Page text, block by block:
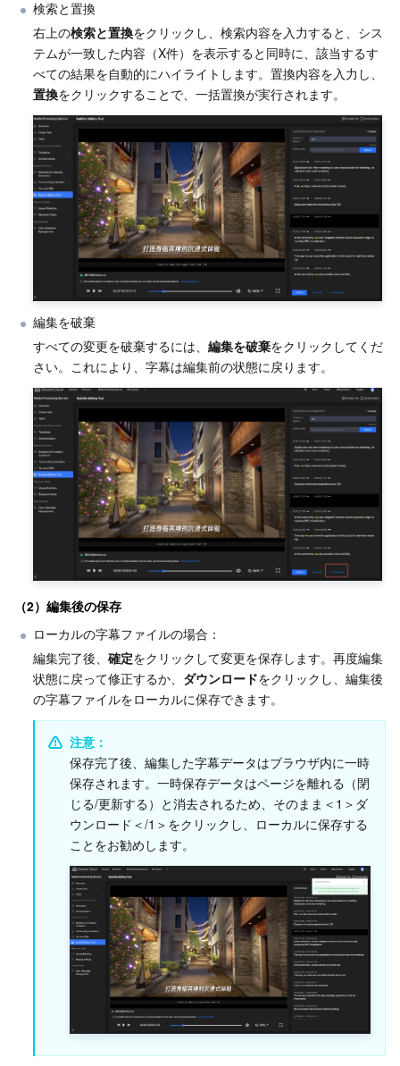
Region Management System
Quota Center
Cloud Resource Center
Performance Testing Service
About Console
Billing Center
Compliance
Terms and Policies
Third Party
Service Plan
Tencent Cloud Training and Certification
Partner Support Plan
検索と置換
右上の検索と置換をクリックし、検索内容を入力すると、シス
テムが一致した内容（X件）を表示すると同時に、該当するす
べての結果を自動的にハイライトします。置換内容を入力し、
置換をクリックすることで、一括置換が実行されます。
編集を破棄
すべての変更を破棄するには、 編集を破棄をクリックしてくだ
さい。これにより、字幕は編集前の状態に戻ります。
（2）編集後の保存
ローカルの字幕ファイルの場合：
編集完了後、 確定をクリックして変更を保存します。再度編集
状態に戻って修正するか、 ダウンロードをクリックし、編集後
の字幕ファイルをローカルに保存できます。
注意：
保存完了後、編集した字幕データはブラウザ内に一時
保存されます。一時保存データはページを離れる（閉
じる/更新する）と消去されるため、そのまま＜1＞ダ
ウンロード＜/1＞をクリックし、ローカルに保存する
ことをお勧めします。